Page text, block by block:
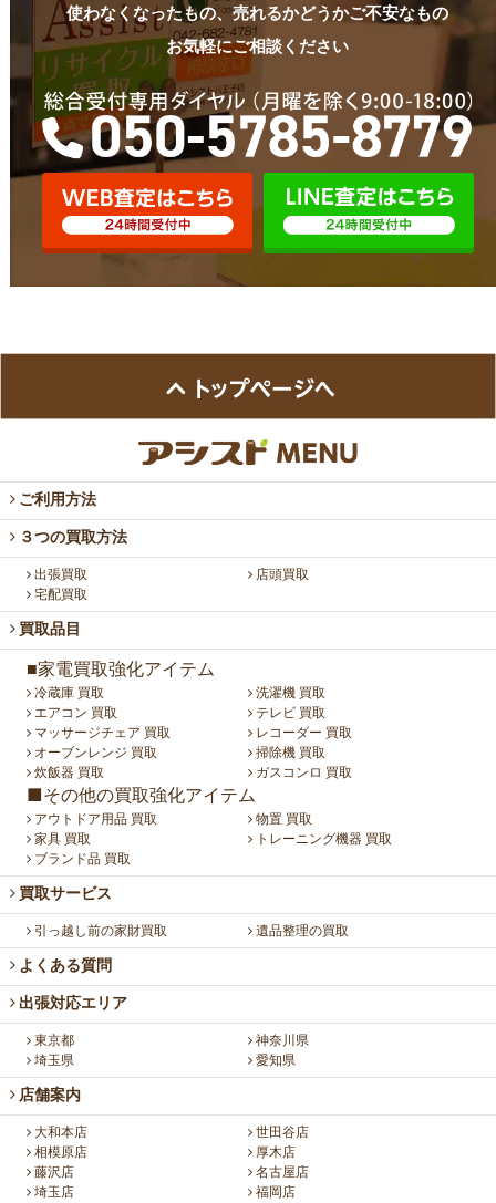
使わなくなったもの、売れるかどうかご不安なもの
お気軽にご相談ください
ご利用方法
３つの買取方法
出張買取
店頭買取
宅配買取
買取品目
■家電買取強化アイテム
冷蔵庫 買取
洗濯機 買取
エアコン 買取
テレビ 買取
マッサージチェア 買取
レコーダー 買取
オーブンレンジ 買取
掃除機 買取
炊飯器 買取
ガスコンロ 買取
■その他の買取強化アイテム
アウトドア用品 買取
物置 買取
家具 買取
トレーニング機器 買取
ブランド品 買取
買取サービス
引っ越し前の家財買取 遺品整理の買取
よくある質問
出張対応エリア
東京都
神奈川県
埼玉県
愛知県
店舗案内
大和本店
世田谷店
相模原店
厚木店
藤沢店
名古屋店
埼玉店
福岡店